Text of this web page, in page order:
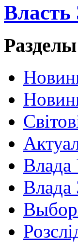
Власть
Разделы
Влада
Влада